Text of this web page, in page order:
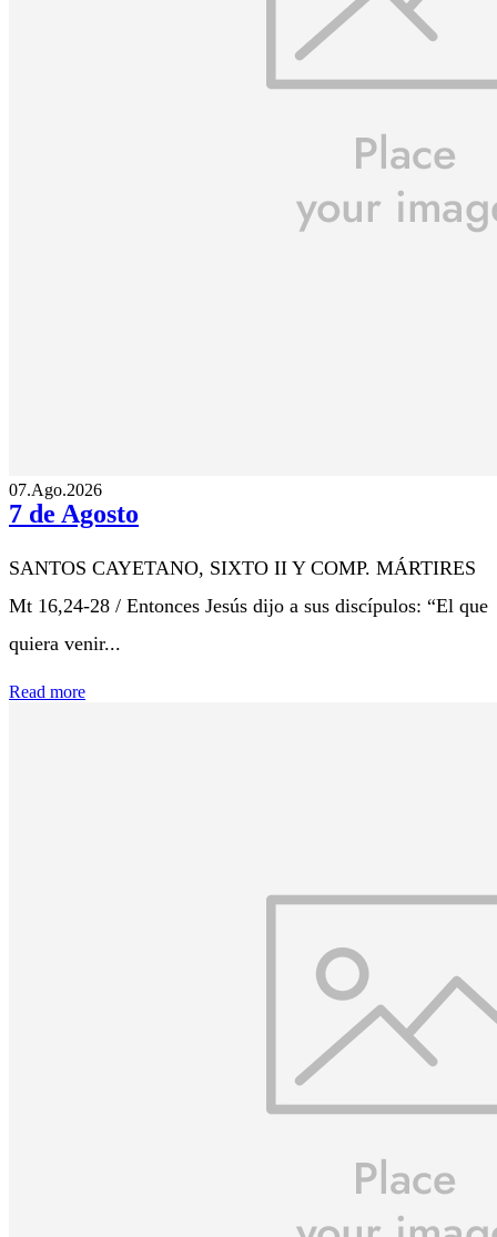
07.Ago.2026
7 de Agosto
SANTOS CAYETANO, SIXTO II Y COMP. MÁRTIRES
Mt 16,24-28 / Entonces Jesús dijo a sus discípulos: “El que
quiera venir...
Read more